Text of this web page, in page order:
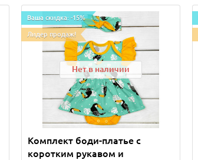
Ваша скидка: -15%
Лидер продаж!
Нет в наличии
Комплект боди-платье с
коротким рукавом и